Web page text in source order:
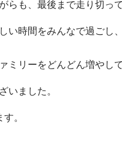
も、最後まで走り切っ
い時間をみんなで過ごし
リーをどんどん増やし
ました。
。